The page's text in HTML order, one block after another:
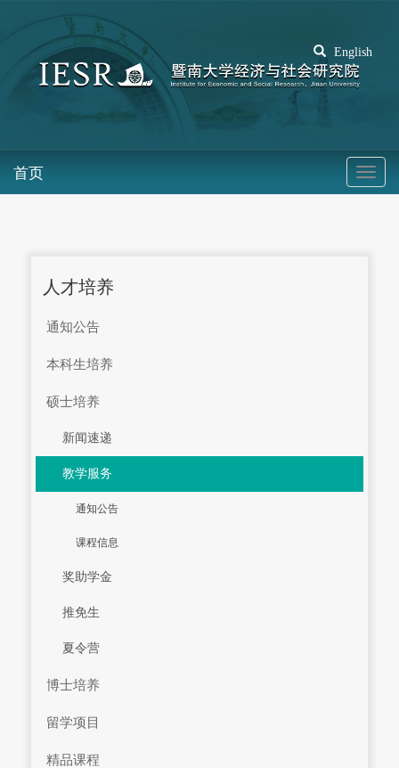
English
首页
人才培养
通知公告
本科生培养
硕士培养
新闻速递
教学服务
通知公告
课程信息
奖助学金
推免生
夏令营
博士培养
留学项目
精品课程